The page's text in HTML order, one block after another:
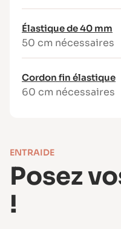
Patron sans
pour une
À retenir
La robe EMMA est
accessible, parfait
cousant une pièce
Élastique de 40 mm
50 cm nécessaires
Cordon fin élastique
60 cm nécessaires
ENTRAIDE
Posez
!